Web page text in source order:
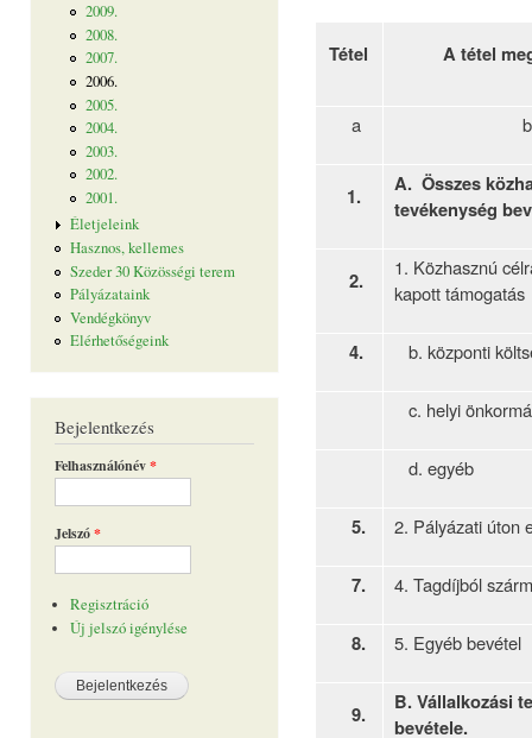
2009.
2008.
2007.
2006.
2005.
2004.
2003.
2002.
2001.
Életjeleink
Hasznos, kellemes
Szeder 30 Közösségi terem
Pályázataink
Vendégkönyv
Elérhetőségeink
Bejelentkezés
Felhasználónév*
Jelszó*
Regisztráció
Új jelszó igénylése
Tétel A tétel
a b
1.
A. Összes
tevékenység
2.
1. Közhasznú
kapott támogatás
4. b. központi
c. helyi
d. egyéb
5. 2. Pályázati úton
7. 4. Tagdíjból
8. 5. Egyéb bevétel
9.
B. Vállalkozási
bevétele.